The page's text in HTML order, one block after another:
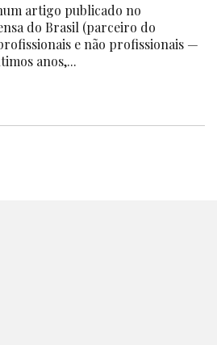
artigo publicado no
do Brasil (parceiro do
e não profissionais —
anos,...